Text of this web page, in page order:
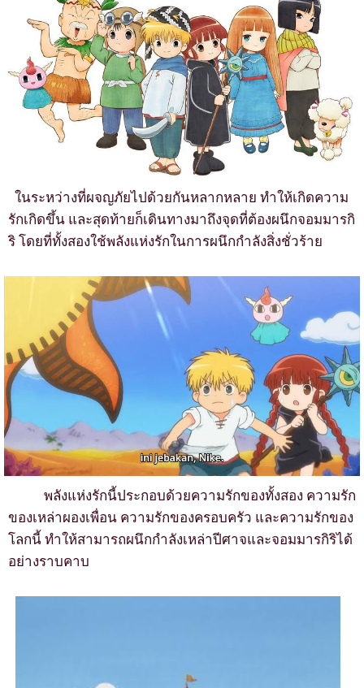
ในระหว่างที่ผจญภัยไปด้วยกันหลากหลาย ทำให้เกิดความ
รักเกิดขึ้น และสุดท้ายก็เดินทางมาถึงจุดที่ต้องผนึกจอมมารกิ
ริ โดยที่ทั้งสองใช้พลังแห่งรักในการผนึกกำลังสิ่งชั่วร้าย
พลังแห่งรักนี้ประกอบด้วยความรักของทั้งสอง ความรัก
ของเหล่าผองเพื่อน ความรักของครอบครัว และความรักของ
โลกนี้ ทำให้สามารถผนึกกำลังเหล่าปีศาจและจอมมารกิริได้
อย่างราบคาบ